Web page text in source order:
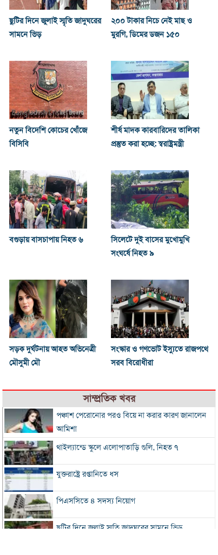
ছুটির দিনে জুলাই স্মৃতি জাদুঘরের
সামনে ভিড়
২০০ টাকার নিচে নেই মাছ ও
মুরগি, ডিমের ডজন ১৫০
নতুন বিদেশি কোচের খোঁজে
বিসিবি
শীর্ষ মাদক কারবারিদের তালিকা
প্রস্তুত করা হচ্ছে: স্বরাষ্ট্রমন্ত্রী
বগুড়ায় বাসচাপায় নিহত ৬
সিলেটে দুই বাসের মুখোমুখি
সংঘর্ষে নিহত ৯
সড়ক দুর্ঘটনায় আহত অভিনেত্রী
মৌসুমী মৌ
সংস্কার ও গণভোট ইস্যুতে রাজপথে
সরব বিরোধীরা
সাম্প্রতিক খবর
পঞ্চাশ পেরোনোর পরও বিয়ে না করার কারণ জানালেন
আমিশা
থাইল্যান্ডে স্কুলে এলোপাতাড়ি গুলি, নিহত ৭
যুক্তরাষ্ট্রে রপ্তানিতে ধস
পিএসসিতে ৪ সদস্য নিয়োগ
ছুটির দিনে জুলাই স্মৃতি জাদুঘরের সামনে ভিড়